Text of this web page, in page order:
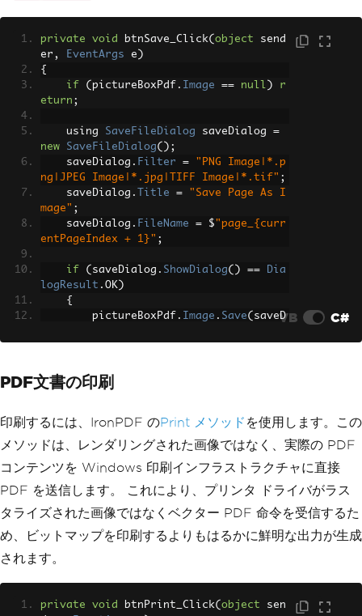
private void btnSave_Click( object send
er , EventArgs e )
{
if
( pictureBoxPdf . Image == null )
r
eturn ;
    using
SaveFileDialog saveDialog =
new
SaveFileDialog();
    saveDialog
. Filter =
"PNG Image|*.p
ng|JPEG Image|*.jpg|TIFF Image|*.tif" ;
    saveDialog
. Title =
"Save Page As I
mage" ;
    saveDialog
. FileName = $ "page_{curr
entPageIndex + 1}" ;
if ( saveDialog . ShowDialog() ==
Dia
logResult . OK )
{
        pictureBoxPdf
. Image . Save( saveDVB C#
PDF文書の印刷
印刷するには、IronPDF のPrint メソッド を使用します。この
メソッドは、レンダリングされた画像ではなく、実際の PDF
コンテンツを Windows 印刷インフラストラクチャに直接
PDF を送信します。 これにより、プリンタ ドライバがラス
タライズされた画像ではなくベクター PDF 命令を受信するた
め、ビットマップを印刷するよりもはるかに鮮明な出力が生成
されます。
private void btnPrint_Click( object sen